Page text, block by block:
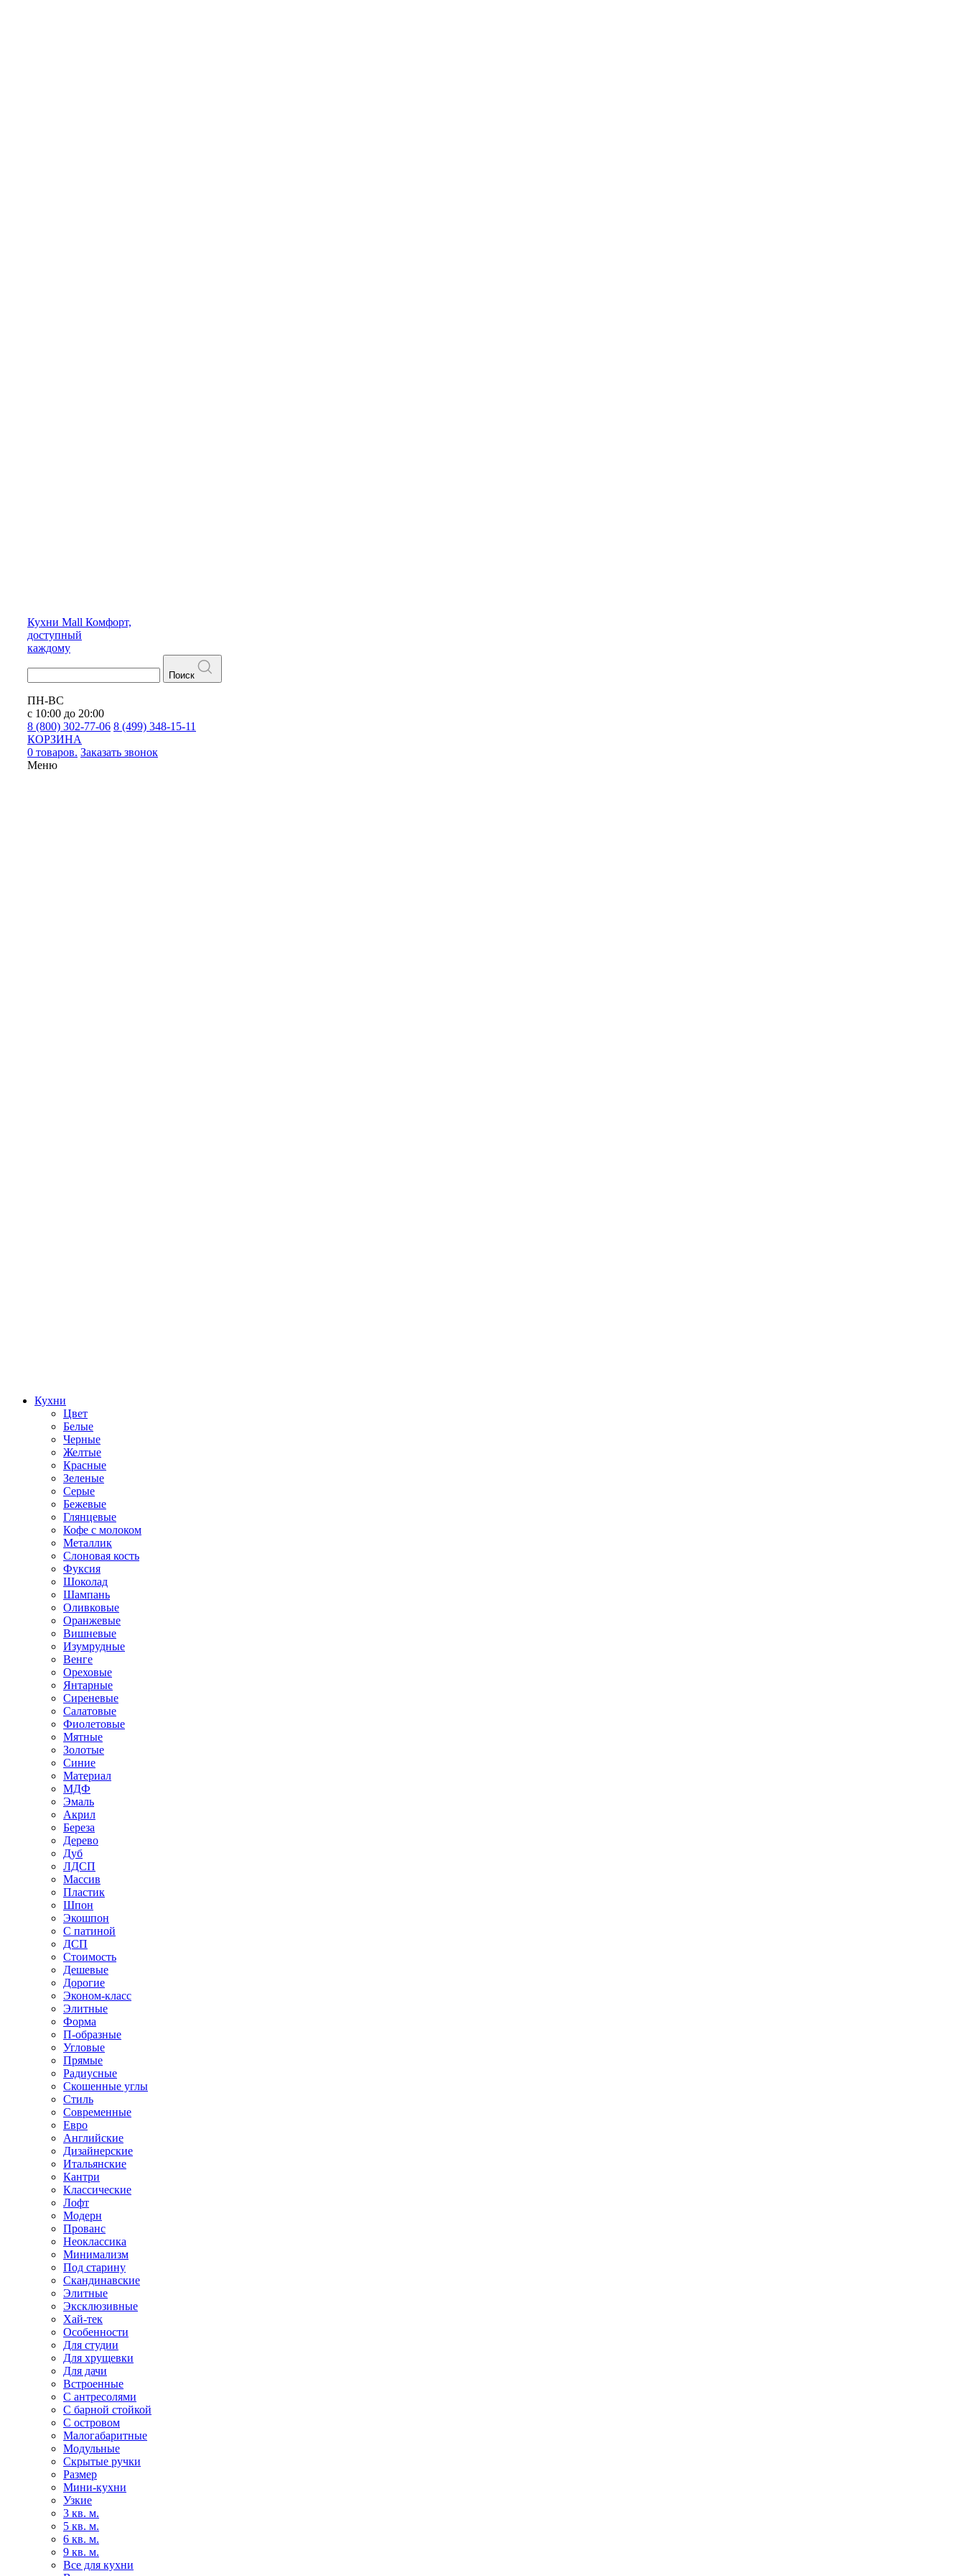
Кухни Mall Комфорт,
доступный
каждому
Поиск
ПН-ВС
с 10:00 до 20:00
8 (800) 302-77-06 8 (499) 348-15-11
КОРЗИНА
0 товаров. Заказать звонок
Меню
Кухни
Цвет
Белые
Черные
Желтые
Красные
Зеленые
Серые
Бежевые
Глянцевые
Кофе с молоком
Металлик
Слоновая кость
Фуксия
Шоколад
Шампань
Оливковые
Оранжевые
Вишневые
Изумрудные
Венге
Ореховые
Янтарные
Сиреневые
Салатовые
Фиолетовые
Мятные
Золотые
Синие
Материал
МДФ
Эмаль
Акрил
Береза
Дерево
Дуб
ЛДСП
Массив
Пластик
Шпон
Экошпон
С патиной
ДСП
Стоимость
Дешевые
Дорогие
Эконом-класс
Элитные
Форма
П-образные
Угловые
Прямые
Радиусные
Скошенные углы
Стиль
Современные
Евро
Английские
Дизайнерские
Итальянские
Кантри
Классические
Лофт
Модерн
Прованс
Неоклассика
Минимализм
Под старину
Скандинавские
Элитные
Эксклюзивные
Хай-тек
Особенности
Для студии
Для хрущевки
Для дачи
Встроенные
С антресолями
С барной стойкой
С островом
Малогабаритные
Модульные
Скрытые ручки
Размер
Мини-кухни
Узкие
3 кв. м.
5 кв. м.
6 кв. м.
9 кв. м.
Все для кухни